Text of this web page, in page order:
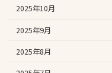
2025年10月
2025年9月
2025年8月